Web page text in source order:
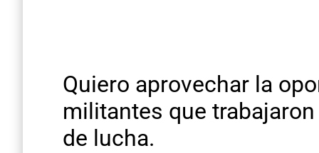
Quiero aprovechar la
militantes que
de lucha.